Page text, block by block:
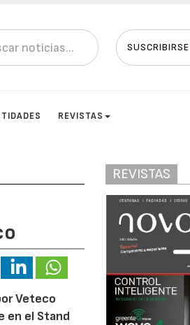
REVISTAS
Veteco
en el Stand
REVISTAS